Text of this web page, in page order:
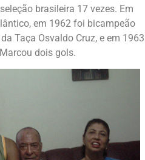
brasileira 17 vezes. Em
em 1962 foi bicampeão
Taça Osvaldo Cruz, e em 1963
dois gols.